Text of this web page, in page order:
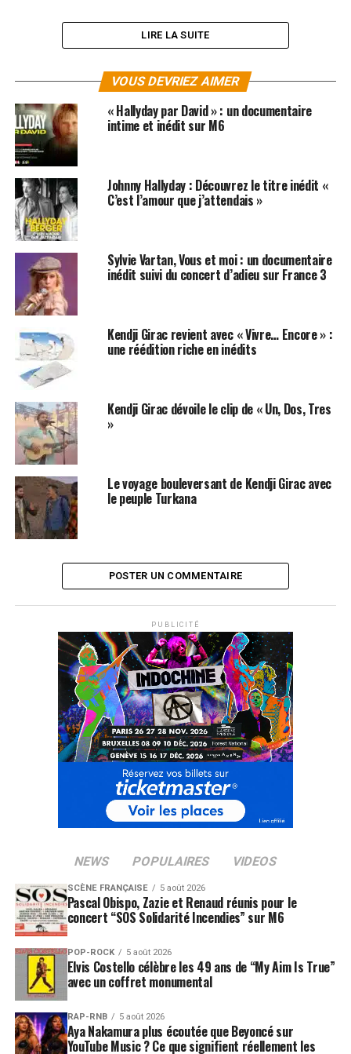
SUJETS ASSOCIÉS:
KENDJI GIRAC
LIRE LA SUITE
VOUS DEVRIEZ AIMER
« Hallyday par David » : un documentaire
intime et inédit sur M6
Johnny Hallyday : Découvrez le titre inédit «
C’est l’amour que j’attendais »
Sylvie Vartan, Vous et moi : un documentaire
inédit suivi du concert d’adieu sur France 3
Kendji Girac revient avec « Vivre… Encore » :
une réédition riche en inédits
Kendji Girac dévoile le clip de « Un, Dos, Tres
»
Le voyage bouleversant de Kendji Girac avec
le peuple Turkana
POSTER UN COMMENTAIRE
PUBLICITÉ
NEWS POPULAIRES VIDEOS
SCÈNE FRANÇAISE 5 août 2026
Pascal Obispo, Zazie et Renaud réunis pour le
concert “SOS Solidarité Incendies” sur M6
POP-ROCK 5 août 2026
Elvis Costello célèbre les 49 ans de “My Aim Is True”
avec un coffret monumental
RAP-RNB 5 août 2026
Aya Nakamura plus écoutée que Beyoncé sur
YouTube Music ? Ce que signifient réellement les